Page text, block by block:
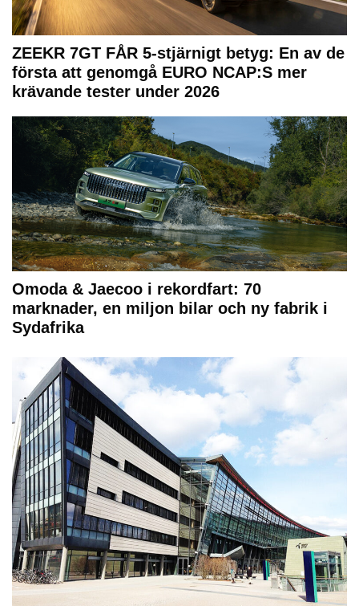
ZEEKR 7GT FÅR 5-stjärnigt betyg: En av de
första att genomgå EURO NCAP:S mer
krävande tester under 2026
Omoda & Jaecoo i rekordfart: 70
marknader, en miljon bilar och ny fabrik i
Sydafrika